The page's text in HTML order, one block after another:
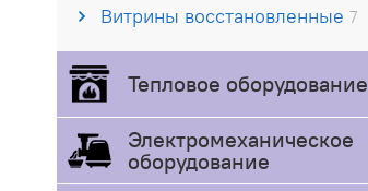
Витрины восстановленные 7
Тепловое оборудование
Электромеханическое
оборудование